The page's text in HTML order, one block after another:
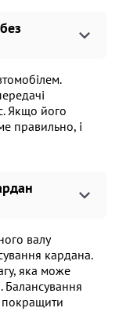
Якщо його
правильно, і
валу
кардана.
яка може
Балансування
покращити